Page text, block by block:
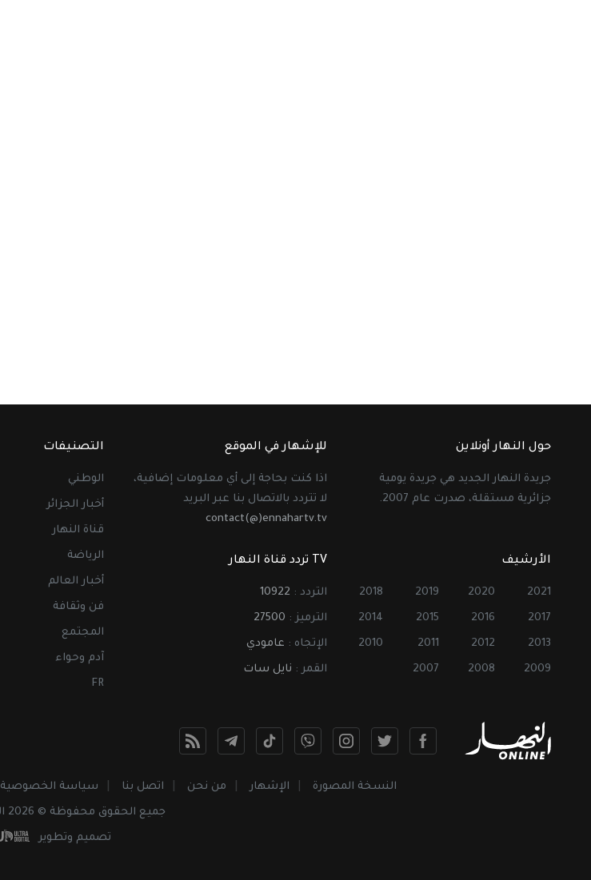
حول النهار أونلاين
جريدة النهار الجديد هي جريدة يومية
جزائرية مستقلة، صدرت عام 2007.
للإشهار في الموقع
اذا كنت بحاجة إلى أي معلومات إضافية،
لا تتردد بالاتصال بنا عبر البريد
contact(@)ennahartv.tv
الأرشيف
2021
2020
2019
2018
2017
2016
2015
2014
2013
2012
2011
2010
2009
2008
2007
TV تردد قناة النهار
التردد : 10922
الترميز : 27500
الإتجاه : عامودي
القمر : نايل سات
التصنيفات
الوطني
أخبار الجزائر
قناة النهار
الرياضة
أخبار العالم
فن وثقافة
المجتمع
آدم وحواء
FR
النسخة المصورة الإشهار من نحن اتصل بنا سياسة الخصوصية
جميع الحقوق محفوظة © 2026 النهار أونلاين
تصميم وتطوير